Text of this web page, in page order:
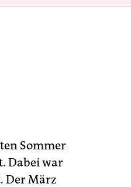
Sommer
Dabei war
Der März